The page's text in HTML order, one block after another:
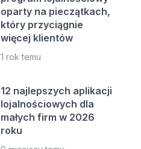
oparty na pieczątkach,
który przyciągnie
więcej klientów
1 rok temu
12 najlepszych aplikacji
lojalnościowych dla
małych firm w 2026
roku